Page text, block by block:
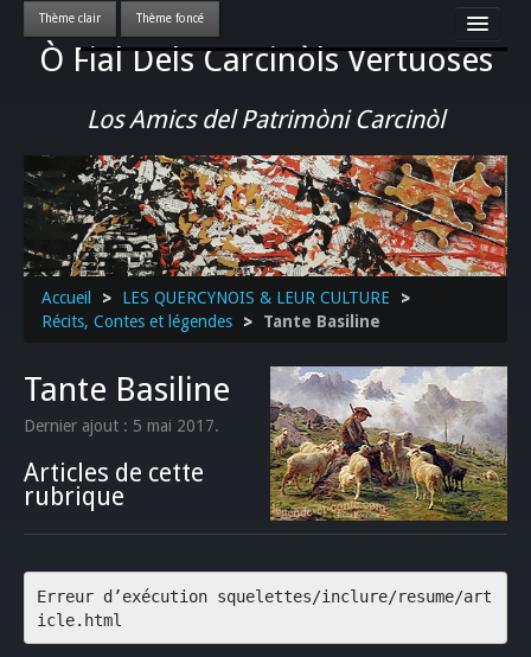
Ò Fial Dels Carcinòls Vertuoses
Los Amics del Patrimòni Carcinòl
Accueil
LES QUERCYNOIS & LEUR CULTURE
PATRIMOINE
GASTRONOMIE
ACTUALITE-CULTURE-EVENEMENTS LOCAUX
>>
Accueil > LES QUERCYNOIS & LEUR CULTURE
>
Récits, Contes et légendes
> Tante Basiline
Tante Basiline
Dernier ajout : 5 mai 2017.
Articles de cette
rubrique
Erreur d’exécution squelettes/inclure/resume/art
icle.html